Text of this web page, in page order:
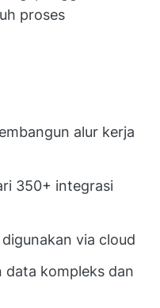
proses
alur kerja
350+ integrasi
via cloud
data kompleks dan